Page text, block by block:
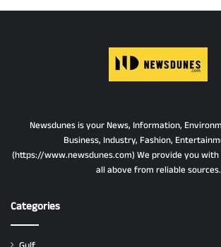
Newsdunes is your News, Information,
Business, Industry, Fashion,
(https://www.newsdunes.com) We provide you
all above from reliable sources.
Categories